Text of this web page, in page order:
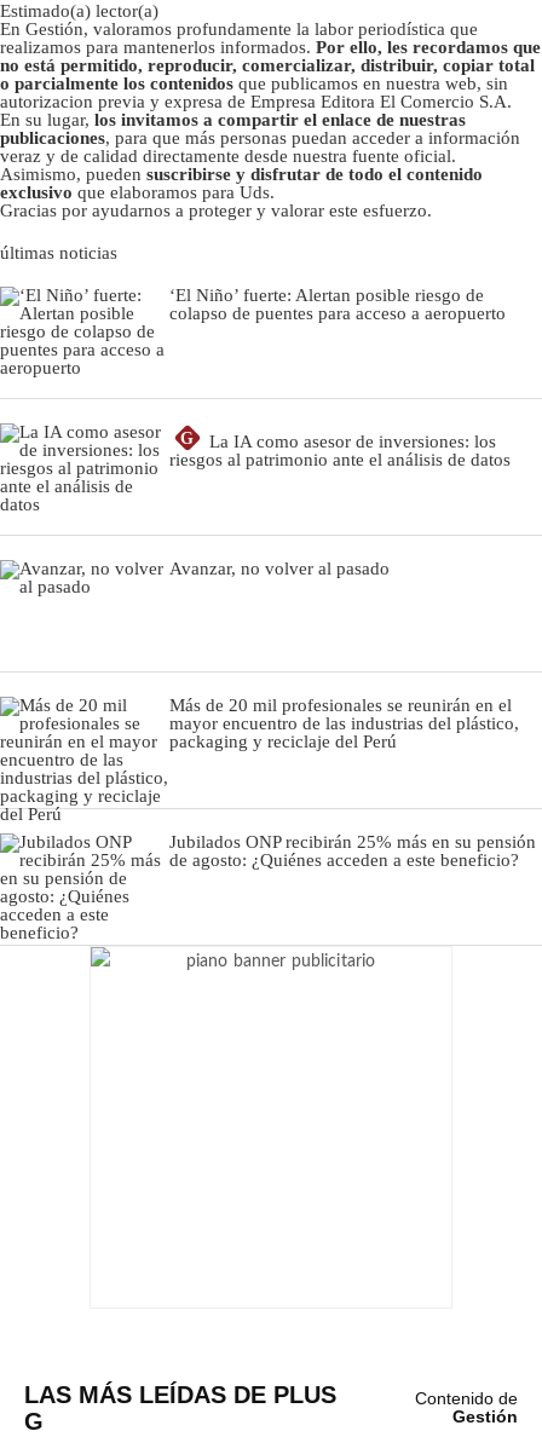
Estimado(a) lector(a)
En Gestión, valoramos profundamente la labor periodística que
realizamos para mantenerlos informados. Por ello, les recordamos que
no está permitido, reproducir, comercializar, distribuir, copiar total
o parcialmente los contenidos que publicamos en nuestra web, sin
autorizacion previa y expresa de Empresa Editora El Comercio S.A.
En su lugar, los invitamos a compartir el enlace de nuestras
publicaciones, para que más personas puedan acceder a información
veraz y de calidad directamente desde nuestra fuente oficial.
Asimismo, pueden suscribirse y disfrutar de todo el contenido
exclusivo que elaboramos para Uds.
Gracias por ayudarnos a proteger y valorar este esfuerzo.
últimas noticias
‘El Niño’ fuerte: Alertan posible riesgo de
colapso de puentes para acceso a aeropuerto
G
La IA como asesor de inversiones: los
riesgos al patrimonio ante el análisis de datos
Avanzar, no volver al pasado
Más de 20 mil profesionales se reunirán en el
mayor encuentro de las industrias del plástico,
packaging y reciclaje del Perú
Jubilados ONP recibirán 25% más en su pensión
de agosto: ¿Quiénes acceden a este beneficio?
LAS MÁS LEÍDAS DE PLUS
G
Contenido de
Gestión